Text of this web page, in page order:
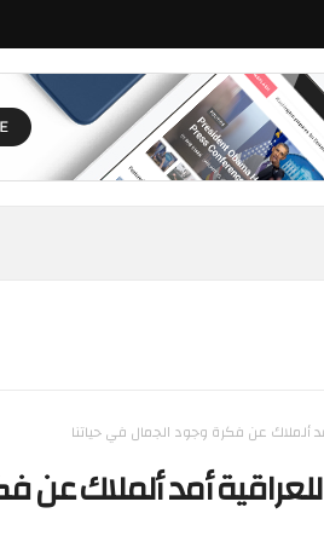
ألملاك عن فكرة وجود الجمال في حياتنا
أمد ألملاك عن